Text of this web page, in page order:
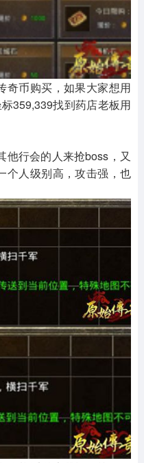
奇币购买，如果大家想用
359,339找到药店老板用
他行会的人来抢boss，又
个人级别高，攻击强，也